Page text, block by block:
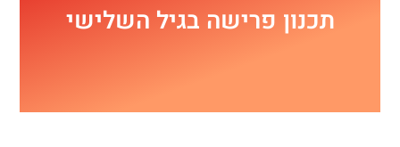
תכנון פרישה בגיל השלישי